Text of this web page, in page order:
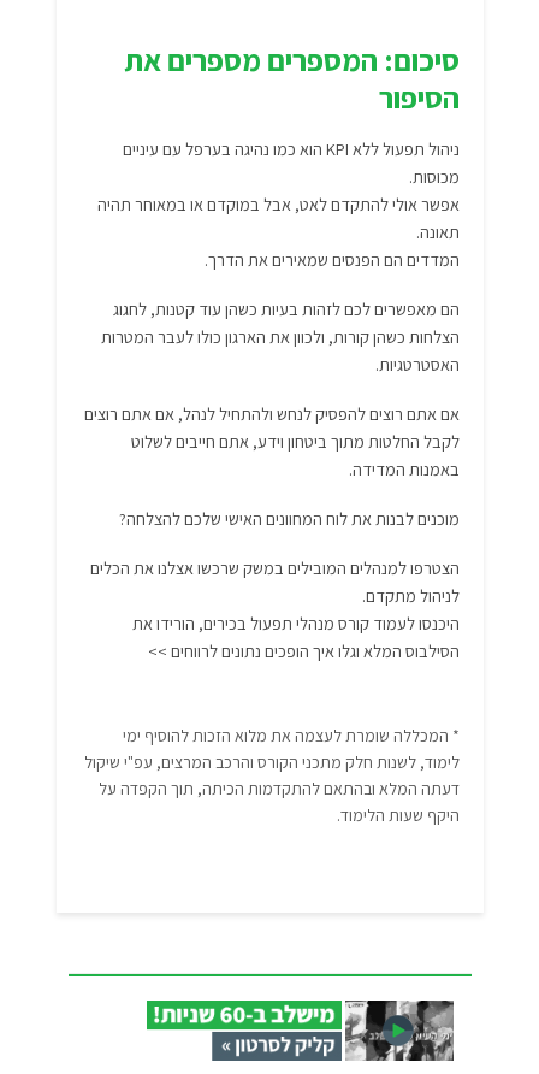
סיכום: המספרים מספרים את
הסיפור
ניהול תפעול ללא KPI הוא כמו נהיגה בערפל עם עיניים
מכוסות.
אפשר אולי להתקדם לאט, אבל במוקדם או במאוחר תהיה
תאונה.
המדדים הם הפנסים שמאירים את הדרך.
הם מאפשרים לכם לזהות בעיות כשהן עוד קטנות, לחגוג
הצלחות כשהן קורות, ולכוון את הארגון כולו לעבר המטרות
האסטרטגיות.
אם אתם רוצים להפסיק לנחש ולהתחיל לנהל, אם אתם רוצים
לקבל החלטות מתוך ביטחון וידע, אתם חייבים לשלוט
באמנות המדידה.
מוכנים לבנות את לוח המחוונים האישי שלכם להצלחה?
הצטרפו למנהלים המובילים במשק שרכשו אצלנו את הכלים
לניהול מתקדם.
היכנסו לעמוד קורס מנהלי תפעול בכירים, הורידו את
הסילבוס המלא וגלו איך הופכים נתונים לרווחים >>
* המכללה שומרת לעצמה את מלוא הזכות להוסיף ימי
לימוד, לשנות חלק מתכני הקורס והרכב המרצים, עפ"י שיקול
דעתה המלא ובהתאם להתקדמות הכיתה, תוך הקפדה על
היקף שעות הלימוד.